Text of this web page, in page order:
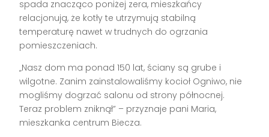
spada znacząco poniżej zera, mieszkańcy
relacjonują, że kotły te utrzymują stabilną
temperaturę nawet w trudnych do ogrzania
pomieszczeniach.
„Nasz dom ma ponad 150 lat, ściany są grube i
wilgotne. Zanim zainstalowaliśmy kocioł Ogniwo, nie
mogliśmy dogrzać salonu od strony północnej.
Teraz problem zniknął” – przyznaje pani Maria,
mieszkanka centrum Biecza.